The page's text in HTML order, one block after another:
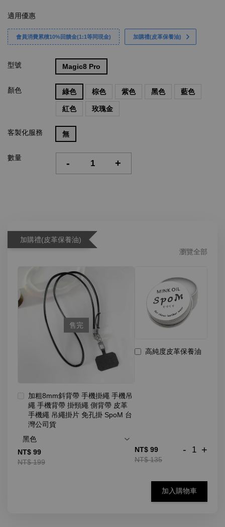
適用優惠
會員消費累積10%回饋金(1:1等同現金) 加購禮(皮革保養油)
型號 Magic8 Pro
顏色 綠色 棕色 紫色 黑色 藍色
紅色 玫瑰金
客製化服務 無
數量 - +
加購禮(皮革保養油)
瀏覽全部
售完
加粗8mm斜背帶 手機掛繩 手機吊
繩 手機背帶 掛頸繩 側背帶 皮革
手機繩 吊繩掛片 免孔掛 SpoM 台
灣公司貨
NT$ 99
NT$ 199
高純度皮革保養油
NT$ 99
NT$ 135
- +
加入購物車